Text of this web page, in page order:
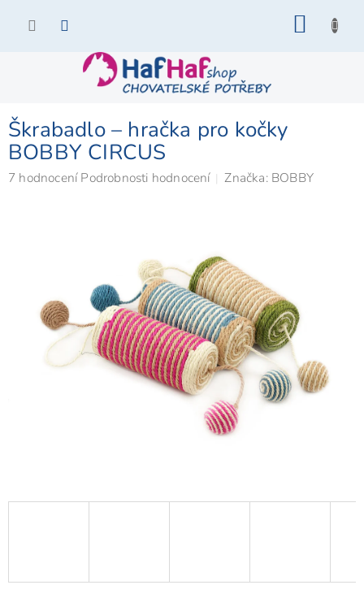
Škrabadlo – hračka pro kočky
BOBBY CIRCUS
Průměrné
hvězdiček.
7 hodnocení Podrobnosti hodnocení Značka: BOBBY